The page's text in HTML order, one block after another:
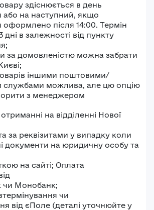
здіснюється в день
або на наступний, якщо
оформлено після 14:00. Термін
дні в залежності від пункту
за домовленістю можна забрати
іншими поштовими/
службами можлива, але цю опцію
з менеджером
на відділенні Нової
за реквізитами у випадку коли
документи на юридичну особу та
на сайті; Оплата
чи Монобанк;
чи
від єПоле (деталі уточнюйте у